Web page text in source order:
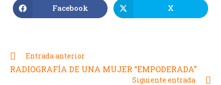
Facebook X
Entrada anterior
RADIOGRAFÍA DE UNA MUJER “EMPODERADA”
Siguiente entrada